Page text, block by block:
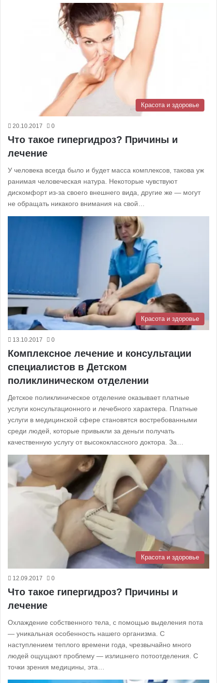
Красота и здоровье
20.10.2017 0
Что такое гипергидроз? Причины и
лечение
У человека всегда было и будет масса комплексов, такова уж
ранимая человеческая натура. Некоторые чувствуют
дискомфорт из-за своего внешнего вида, другие же — могут
не обращать никакого внимания на свой…
Красота и здоровье
13.10.2017 0
Комплексное лечение и консультации
специалистов в Детском
поликлиническом отделении
Детское поликлиническое отделение оказывает платные
услуги консультационного и лечебного характера. Платные
услуги в медицинской сфере становятся востребованными
среди людей, которые привыкли за деньги получать
качественную услугу от высококлассного доктора. За…
Красота и здоровье
12.09.2017 0
Что такое гипергидроз? Причины и
лечение
Охлаждение собственного тела, с помощью выделения пота
— уникальная особенность нашего организма. С
наступлением теплого времени года, чрезвычайно много
людей ощущают проблему — излишнего потоотделения. С
точки зрения медицины, эта…